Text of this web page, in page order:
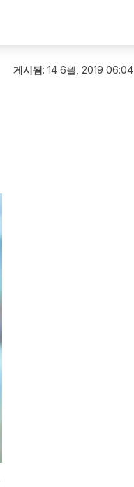
게시됨: 14 6월, 2019 06:04